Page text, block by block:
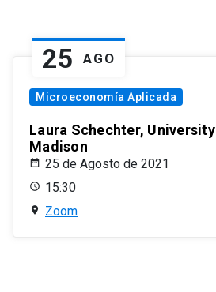
25 AGO
Microeconomía Aplicada
Laura Schechter,
Madison
25 de Agosto de 2021
15:30
Zoom